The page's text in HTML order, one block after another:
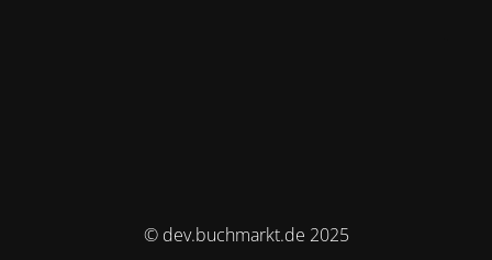
© dev.buchmarkt.de 2025